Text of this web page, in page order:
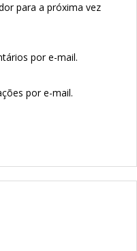
para a próxima vez
por e-mail.
por e-mail.